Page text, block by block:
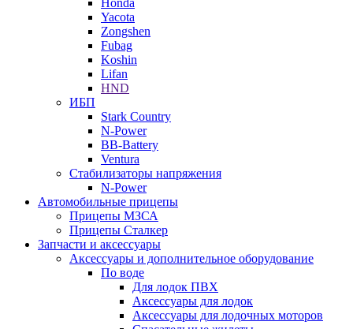
Honda
Yacota
Zongshen
Fubag
Koshin
Lifan
HND
ИБП
Stark Country
N-Power
BB-Battery
Ventura
Стабилизаторы напряжения
N-Power
Автомобильные прицепы
Прицепы МЗСА
Прицепы Сталкер
Запчасти и аксессуары
Аксессуары и дополнительное оборудование
По воде
Для лодок ПВХ
Аксессуары для лодок
Аксессуары для лодочных моторов